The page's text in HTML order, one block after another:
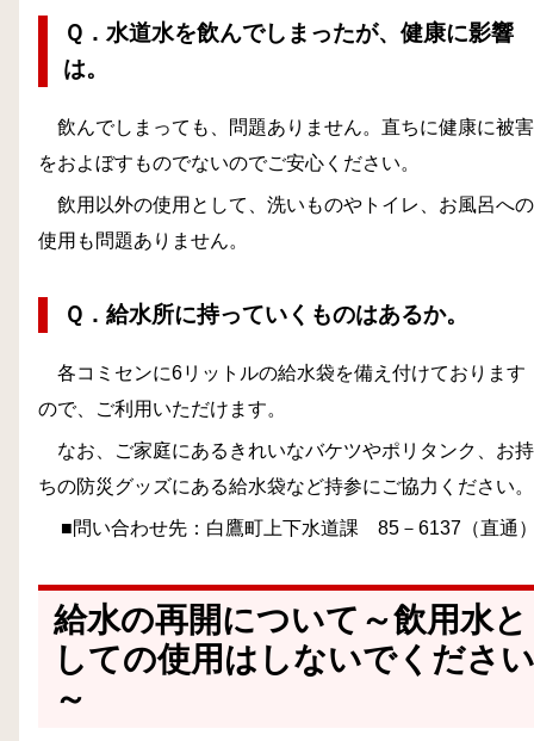
Ｑ．水道水を飲んでしまったが、健康に影響
は。
飲んでしまっても、問題ありません。直ちに健康に被害
をおよぼすものでないのでご安心ください。
飲用以外の使用として、洗いものやトイレ、お風呂への
使用も問題ありません。
Ｑ．給水所に持っていくものはあるか。
各コミセンに6リットルの給水袋を備え付けております
ので、ご利用いただけます。
なお、ご家庭にあるきれいなバケツやポリタンク、お持
ちの防災グッズにある給水袋など持参にご協力ください。
■問い合わせ先：白鷹町上下水道課 85－6137（直通
給水の再開について～飲用水と
しての使用はしないでください
～